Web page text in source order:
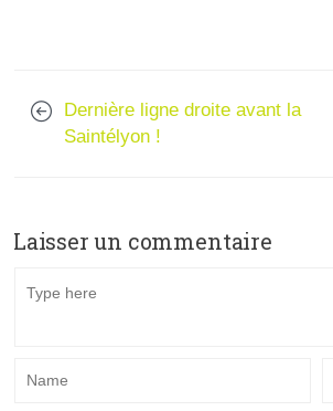
Dernière ligne droite avant la
Saintélyon !
Laisser un commentaire